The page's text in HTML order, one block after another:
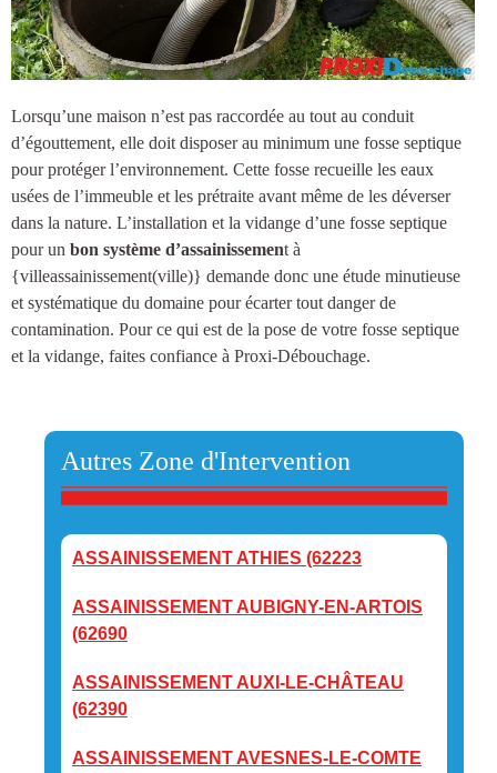
Lorsqu’une maison n’est pas raccordée au tout au conduit
d’égouttement, elle doit disposer au minimum une fosse septique
pour protéger l’environnement. Cette fosse recueille les eaux
usées de l’immeuble et les prétraite avant même de les déverser
dans la nature. L’installation et la vidange d’une fosse septique
pour un bon système d’assainissement à
{villeassainissement(ville)} demande donc une étude minutieuse
et systématique du domaine pour écarter tout danger de
contamination. Pour ce qui est de la pose de votre fosse septique
et la vidange, faites confiance à Proxi-Débouchage.
Autres Zone d'Intervention
ASSAINISSEMENT ATHIES (62223
ASSAINISSEMENT AUBIGNY-EN-ARTOIS
(62690
ASSAINISSEMENT AUXI-LE-CHÂTEAU
(62390
ASSAINISSEMENT AVESNES-LE-COMTE